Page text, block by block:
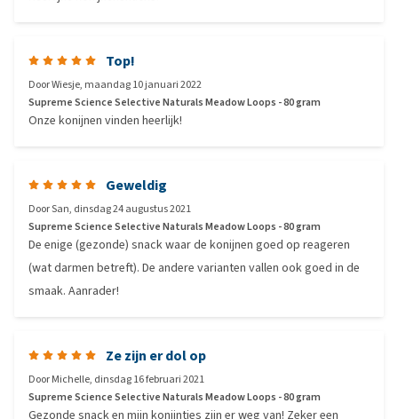
Top!
DoorWiesje, maandag 10 januari 2022
Supreme Science Selective Naturals Meadow Loops - 80 gram
Onze konijnen vinden heerlijk!
Geweldig
DoorSan, dinsdag 24 augustus 2021
Supreme Science Selective Naturals Meadow Loops - 80 gram
De enige (gezonde) snack waar de konijnen goed op reageren
(wat darmen betreft). De andere varianten vallen ook goed in de
smaak. Aanrader!
Ze zijn er dol op
DoorMichelle, dinsdag 16 februari 2021
Supreme Science Selective Naturals Meadow Loops - 80 gram
Gezonde snack en mijn konijntjes zijn er weg van! Zeker een